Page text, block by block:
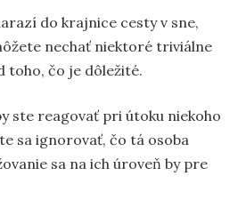
do krajnice cesty v sne,
nechať niektoré triviálne
toho, čo je dôležité.
ste reagovať pri útoku niekoho
sa ignorovať, čo tá osoba
sa na ich úroveň by pre